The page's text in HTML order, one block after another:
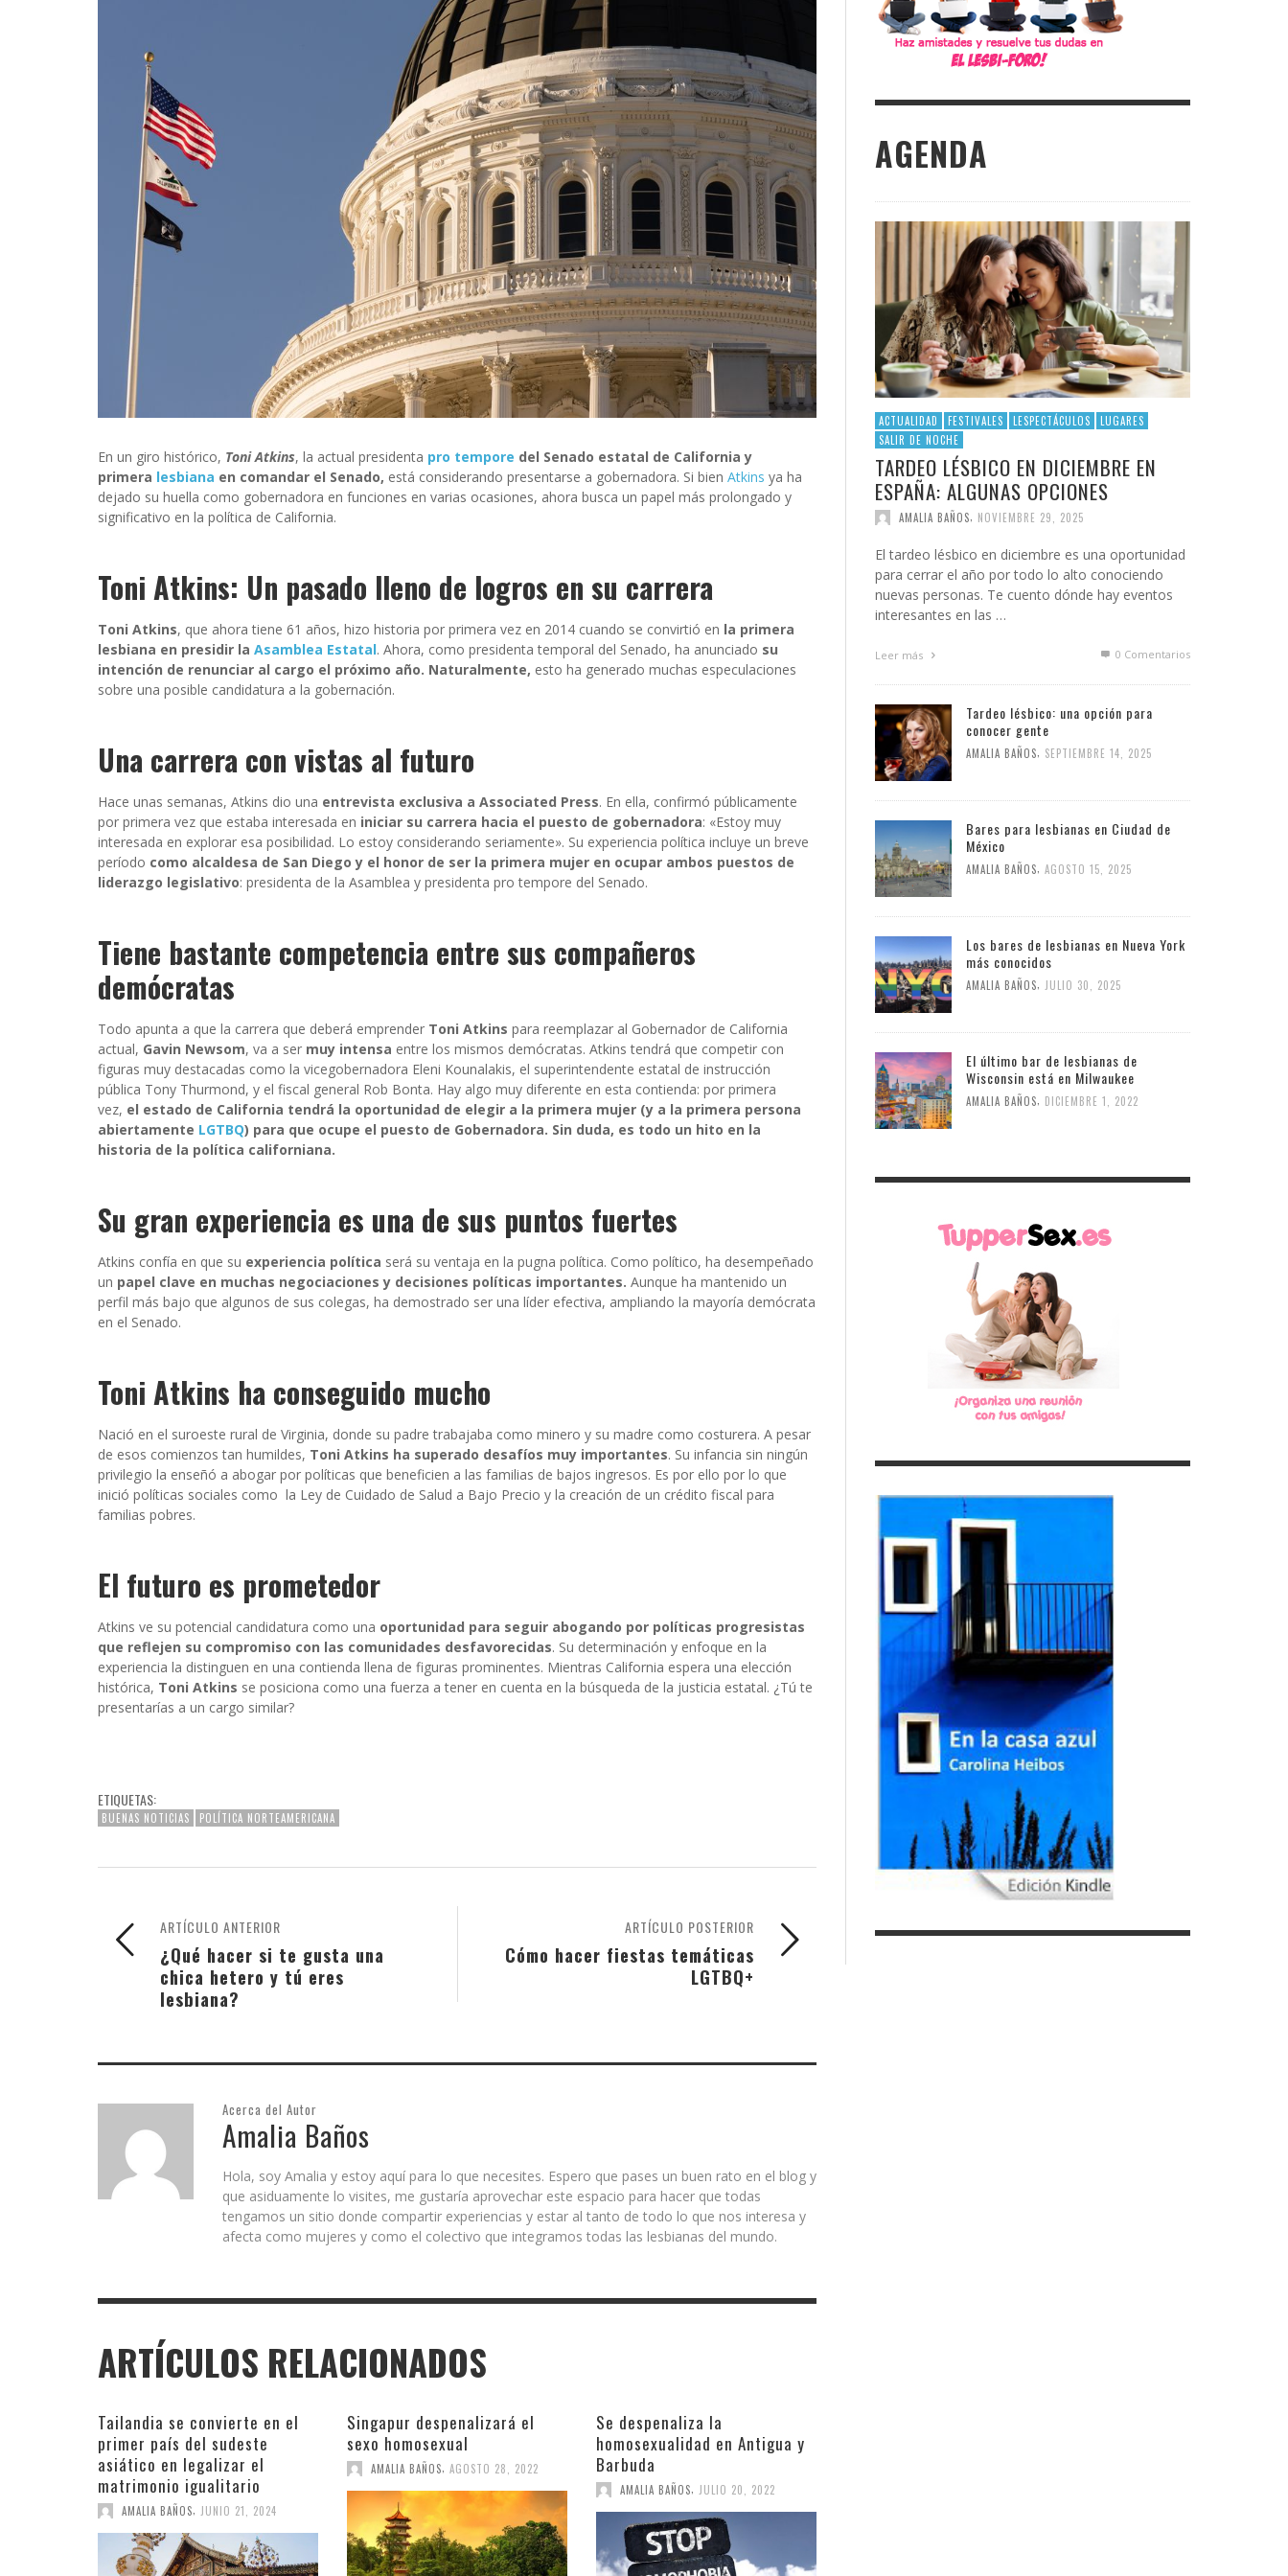
En un giro histórico, Toni Atkins, la actual presidenta pro tempore del Senado estatal de California y
primera lesbiana en comandar el Senado, está considerando presentarse a gobernadora. Si bien Atkins ya ha
dejado su huella como gobernadora en funciones en varias ocasiones, ahora busca un papel más prolongado y
significativo en la política de California.
Toni Atkins: Un pasado lleno de logros en su carrera
Toni Atkins, que ahora tiene 61 años, hizo historia por primera vez en 2014 cuando se convirtió en la primera
lesbiana en presidir la Asamblea Estatal. Ahora, como presidenta temporal del Senado, ha anunciado su
intención de renunciar al cargo el próximo año. Naturalmente, esto ha generado muchas especulaciones
sobre una posible candidatura a la gobernación.
Una carrera con vistas al futuro
Hace unas semanas, Atkins dio una entrevista exclusiva a Associated Press. En ella, confirmó públicamente
por primera vez que estaba interesada en iniciar su carrera hacia el puesto de gobernadora: «Estoy muy
interesada en explorar esa posibilidad. Lo estoy considerando seriamente». Su experiencia política incluye un breve
período como alcaldesa de San Diego y el honor de ser la primera mujer en ocupar ambos puestos de
liderazgo legislativo: presidenta de la Asamblea y presidenta pro tempore del Senado.
Tiene bastante competencia entre sus compañeros
demócratas
Todo apunta a que la carrera que deberá emprender Toni Atkins para reemplazar al Gobernador de California
actual, Gavin Newsom, va a ser muy intensa entre los mismos demócratas. Atkins tendrá que competir con
figuras muy destacadas como la vicegobernadora Eleni Kounalakis, el superintendente estatal de instrucción
pública Tony Thurmond, y el fiscal general Rob Bonta. Hay algo muy diferente en esta contienda: por primera
vez, el estado de California tendrá la oportunidad de elegir a la primera mujer (y a la primera persona
abiertamente LGTBQ) para que ocupe el puesto de Gobernadora. Sin duda, es todo un hito en la
historia de la política californiana.
Su gran experiencia es una de sus puntos fuertes
Atkins confía en que su experiencia política será su ventaja en la pugna política. Como político, ha desempeñado
un papel clave en muchas negociaciones y decisiones políticas importantes. Aunque ha mantenido un
perfil más bajo que algunos de sus colegas, ha demostrado ser una líder efectiva, ampliando la mayoría demócrata
en el Senado.
Toni Atkins ha conseguido mucho
Nació en el suroeste rural de Virginia, donde su padre trabajaba como minero y su madre como costurera. A pesar
de esos comienzos tan humildes, Toni Atkins ha superado desafíos muy importantes. Su infancia sin ningún
privilegio la enseñó a abogar por políticas que beneficien a las familias de bajos ingresos. Es por ello por lo que
inició políticas sociales como la Ley de Cuidado de Salud a Bajo Precio y la creación de un crédito fiscal para
familias pobres.
El futuro es prometedor
Atkins ve su potencial candidatura como una oportunidad para seguir abogando por políticas progresistas
que reflejen su compromiso con las comunidades desfavorecidas. Su determinación y enfoque en la
experiencia la distinguen en una contienda llena de figuras prominentes. Mientras California espera una elección
histórica, Toni Atkins se posiciona como una fuerza a tener en cuenta en la búsqueda de la justicia estatal. ¿Tú te
presentarías a un cargo similar?
ETIQUETAS:
BUENAS NOTICIAS POLÍTICA NORTEAMERICANA
ARTÍCULO POSTERIOR
Cómo hacer fiestas temáticas
LGTBQ+
ARTÍCULO ANTERIOR
¿Qué hacer si te gusta una
chica hetero y tú eres
lesbiana?
Acerca del Autor
Amalia Baños
Hola, soy Amalia y estoy aquí para lo que necesites. Espero que pases un buen rato en el blog y
que asiduamente lo visites, me gustaría aprovechar este espacio para hacer que todas
tengamos un sitio donde compartir experiencias y estar al tanto de todo lo que nos interesa y
afecta como mujeres y como el colectivo que integramos todas las lesbianas del mundo.
ARTÍCULOS RELACIONADOS
Tailandia se convierte en el
primer país del sudeste
asiático en legalizar el
matrimonio igualitario
AMALIA BAÑOS, JUNIO 21, 2024
Singapur despenalizará el
sexo homosexual
AMALIA BAÑOS, AGOSTO 28, 2022
Se despenaliza la
homosexualidad en Antigua y
Barbuda
AMALIA BAÑOS, JULIO 20, 2022
AGENDA
ACTUALIDAD FESTIVALES LESPECTÁCULOS
LUGARES
SALIR DE NOCHE
TARDEO LÉSBICO EN DICIEMBRE EN
ESPAÑA: ALGUNAS OPCIONES
AMALIA BAÑOS, NOVIEMBRE 29, 2025
El tardeo lésbico en diciembre es una oportunidad
para cerrar el año por todo lo alto conociendo
nuevas personas. Te cuento dónde hay eventos
interesantes en las …
Leer más 0 Comentarios
Tardeo lésbico: una opción para
conocer gente
AMALIA BAÑOS SEPTIEMBRE 14, 2025
Bares para lesbianas en Ciudad de
México
AMALIA BAÑOS AGOSTO 15, 2025
Los bares de lesbianas en Nueva York
más conocidos
AMALIA BAÑOS JULIO 30, 2025
El último bar de lesbianas de
Wisconsin está en Milwaukee
AMALIA BAÑOS DICIEMBRE 1, 2022